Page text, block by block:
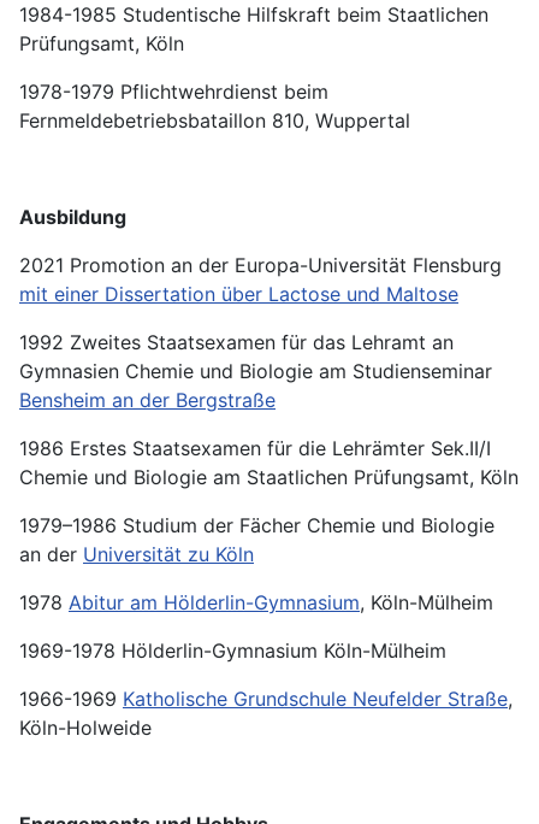
1984-1985 Studentische Hilfskraft beim Staatlichen
Prüfungsamt, Köln
1978-1979 Pflichtwehrdienst beim
Fernmeldebetriebsbataillon 810, Wuppertal
Ausbildung
2021 Promotion an der Europa-Universität Flensburg
mit einer Dissertation über Lactose und Maltose
1992 Zweites Staatsexamen für das Lehramt an
Gymnasien Chemie und Biologie am Studienseminar
Bensheim an der Bergstraße
1986 Erstes Staatsexamen für die Lehrämter Sek.II/I
Chemie und Biologie am Staatlichen Prüfungsamt, Köln
1979–1986 Studium der Fächer Chemie und Biologie
an der Universität zu Köln
1978 Abitur am Hölderlin-Gymnasium, Köln-Mülheim
1969-1978 Hölderlin-Gymnasium Köln-Mülheim
1966-1969 Katholische Grundschule Neufelder Straße,
Köln-Holweide